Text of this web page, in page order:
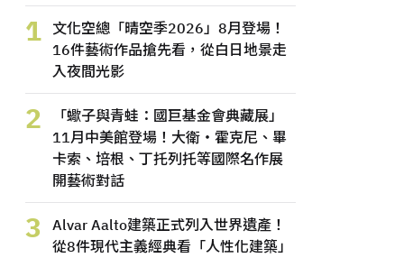
1
文化空總「晴空季2026」8月登場！
16件藝術作品搶先看，從白日地景走
入夜間光影
2
「蠍子與青蛙：國巨基金會典藏展」
11月中美館登場！大衛・霍克尼、畢
卡索、培根、丁托列托等國際名作展
開藝術對話
3
Alvar Aalto建築正式列入世界遺產！
從8件現代主義經典看「人性化建築」